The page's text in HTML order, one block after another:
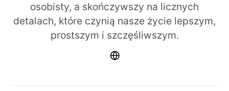
osobisty, a skończywszy na licznych
detalach, które czynią nasze życie lepszym,
prostszym i szczęśliwszym.